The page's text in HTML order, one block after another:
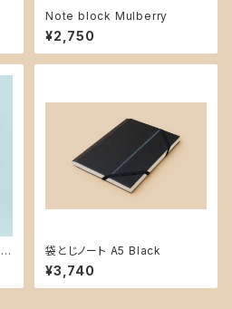
Note block Mulberry
¥2,750
袋とじノート A5 Black
¥3,740